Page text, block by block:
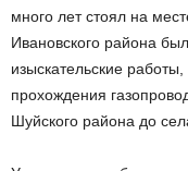
много лет стоял на
Ивановского района
изыскательские
прохождения
Шуйского района до